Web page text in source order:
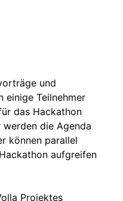
und
einige Teilnehmer
das Hackathon
die Agenda
können parallel
aufgreifen
Projektes